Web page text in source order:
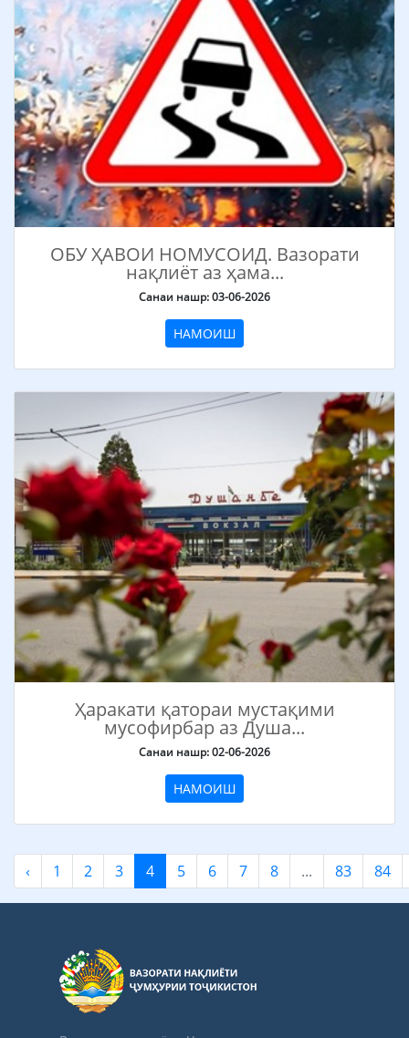
ОБУ ҲАВОИ НОМУСОИД. Вазорати
нақлиёт аз ҳама...
Санаи нашр: 03-06-2026
НАМОИШ
Ҳаракати қатораи мустақими
мусофирбар аз Душа...
Санаи нашр: 02-06-2026
НАМОИШ
‹ 1 2 3 4 5 6 7 8 ... 83 84